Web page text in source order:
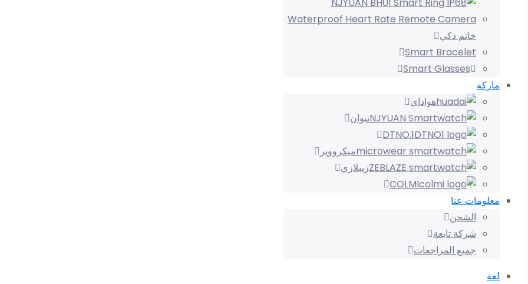
خاتم ذكي
Smart Bracelet
Smart Glasses
ماركة
هواداي
نيوان
DTNO.1
ميكرووير
زيبلازي
COLMI
معلومات عنا
الشحن
شركة تابعة
جميع المراجعات
لغة